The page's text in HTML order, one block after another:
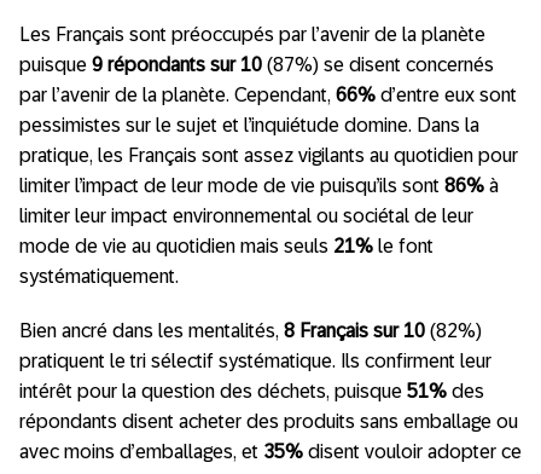
Les Français sont préoccupés par l’avenir de la planète
puisque 9 répondants sur 10 (87%) se disent concernés
par l’avenir de la planète. Cependant, 66% d’entre eux sont
pessimistes sur le sujet et l’inquiétude domine. Dans la
pratique, les Français sont assez vigilants au quotidien pour
limiter l’impact de leur mode de vie puisqu’ils sont 86% à
limiter leur impact environnemental ou sociétal de leur
mode de vie au quotidien mais seuls 21% le font
systématiquement.
Bien ancré dans les mentalités, 8 Français sur 10 (82%)
pratiquent le tri sélectif systématique. Ils confirment leur
intérêt pour la question des déchets, puisque 51% des
répondants disent acheter des produits sans emballage ou
avec moins d’emballages, et 35% disent vouloir adopter ce